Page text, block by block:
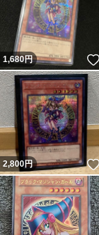
1,680円
2,800円